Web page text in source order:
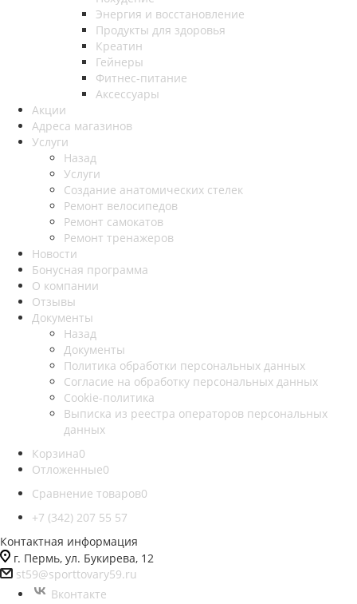
Энергия и восстановление
Продукты для здоровья
Креатин
Гейнеры
Фитнес-питание
Аксессуары
Акции
Адреса магазинов
Услуги
Назад
Услуги
Создание анатомических стелек
Ремонт велосипедов
Ремонт самокатов
Ремонт тренажеров
Новости
Бонусная программа
О компании
Отзывы
Документы
Назад
Документы
Политика обработки персональных данных
Согласие на обработку персональных данных
Cookie-политика
Выписка из реестра операторов персональных
данных
Корзина0
Отложенные0
Сравнение товаров0
+7 (342) 207 55 57
Контактная информация
г. Пермь, ул. Букирева, 12
st59@sporttovary59.ru
Вконтакте